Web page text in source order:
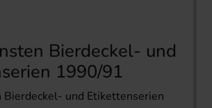
Bierdeckel- und
1990/91
Bierdeckel- und Etikettenserien